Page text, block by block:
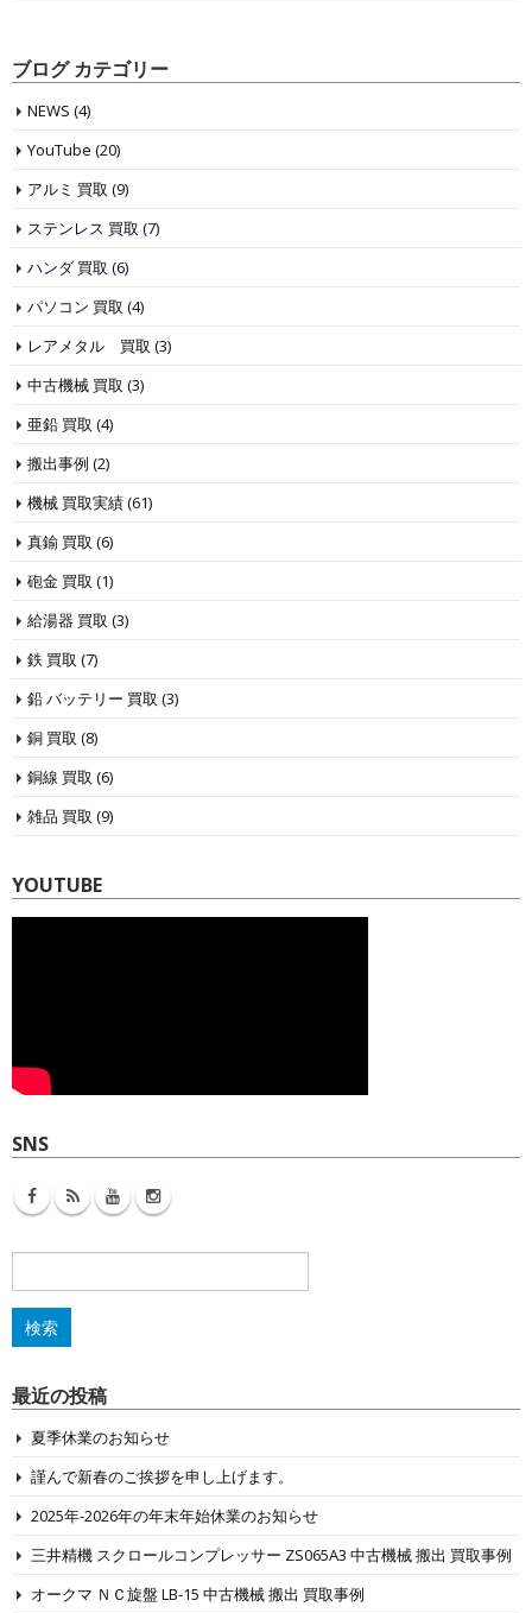
ブログ カテゴリー
NEWS (4)
YouTube (20)
アルミ 買取 (9)
ステンレス 買取 (7)
ハンダ 買取 (6)
パソコン 買取 (4)
レアメタル 買取 (3)
中古機械 買取 (3)
亜鉛 買取 (4)
搬出事例 (2)
機械 買取実績(61)
真鍮 買取 (6)
砲金 買取 (1)
給湯器 買取 (3)
鉄 買取 (7)
鉛 バッテリー 買取 (3)
銅 買取 (8)
銅線 買取 (6)
雑品 買取 (9)
YOUTUBE
SNS
索:
最近の投稿
夏季休業のお知らせ
謹んで新春のご挨拶を申し上げます。
2025年-2026年の年末年始休業のお知らせ
三井精機 スクロールコンプレッサー ZS065A3 中古機械 搬出 買取事例
オークマ ＮＣ旋盤 LB-15 中古機械 搬出 買取事例